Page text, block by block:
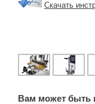
Скачать
Вам может быть